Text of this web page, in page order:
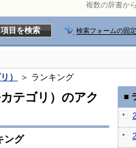
複数の辞書か
検索フォームの固
） ＞ ランキング
テゴリ）のアク
ング
■